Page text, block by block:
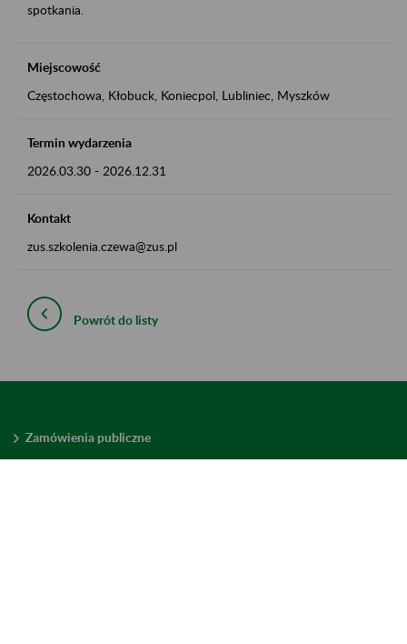
spotkania.
Miejscowość
Częstochowa, Kłobuck, Koniecpol, Lubliniec, Myszków
Termin wydarzenia
2026.03.30 - 2026.12.31
Kontakt
zus.szkolenia.czewa@zus.pl
Powrót do listy
Zamówienia publiczne